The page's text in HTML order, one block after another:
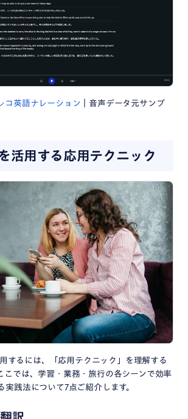
コ英語ナレーション
｜音声データ元サンプ
活用する応用テクニック
するには、「応用テクニック」を理解する
こでは、学習・業務・旅行の各シーンで効率
実践法について7点ご紹介します。